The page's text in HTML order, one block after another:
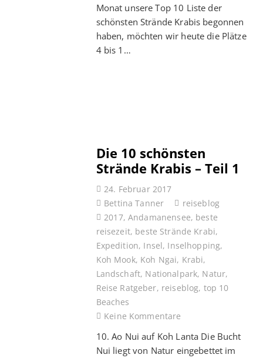
Monat unsere Top 10 Liste der
schönsten Strände Krabis begonnen
haben, möchten wir heute die Plätze
4 bis 1…
Die 10 schönsten
Strände Krabis – Teil 1
24. Februar 2017
Bettina Tanner
reiseblog
2017, Andamanensee, beste
reisezeit, beste Strände Krabi,
Expedition, Insel, Inselhopping,
Koh Mook, Koh Ngai, Krabi,
Landschaft, Nationalpark, Natur,
Reise Ratgeber, reiseblog, top 10
Beaches
Keine Kommentare
10. Ao Nui auf Koh Lanta Die Bucht
Nui liegt von Natur eingebettet im